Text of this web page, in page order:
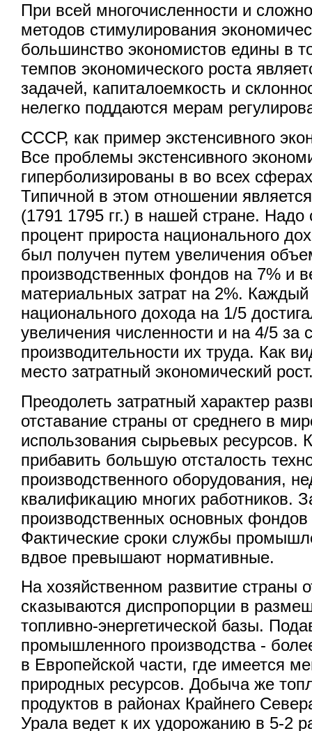
При всей многочисленности и
методов стимулирования
большинство экономистов едины в
темпов экономического роста
задачей, капиталоемкость и
нелегко поддаются мерам
СССР, как пример экстенсивного
Все проблемы экстенсивного
гиперболизированы в во всех
Типичной в этом отношении
(1791 1795 гг.) в нашей стране. Надо
процент прироста национального
был получен путем увеличения
производственных фондов на 7% и
материальных затрат на 2%.
национального дохода на 1/5
увеличения численности и на 4/5 за
производительности их труда. Как
место затратный экономический
Преодолеть затратный характер
отставание страны от среднего в
использования сырьевых ресурсов.
прибавить большую отсталость
производственного оборудования,
квалификацию многих работников.
производственных основных фондов
Фактические сроки службы
вдвое превышают нормативные.
На хозяйственном развитие страны
сказываются диспропорции в
топливно-энергетической базы.
промышленного производства -
в Европейской части, где имеется
природных ресурсов. Добыча же
продуктов в районах Крайнего
Урала ведет к их удорожанию в 5-2